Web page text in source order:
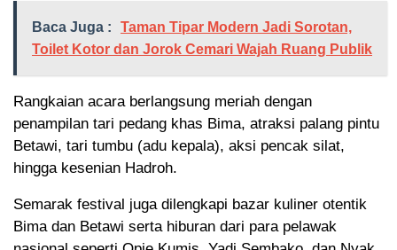
Baca Juga :
Taman Tipar Modern Jadi Sorotan,
Toilet Kotor dan Jorok Cemari Wajah Ruang Publik
Rangkaian acara berlangsung meriah dengan
penampilan tari pedang khas Bima, atraksi palang pintu
Betawi, tari tumbu (adu kepala), aksi pencak silat,
hingga kesenian Hadroh.
Semarak festival juga dilengkapi bazar kuliner otentik
Bima dan Betawi serta hiburan dari para pelawak